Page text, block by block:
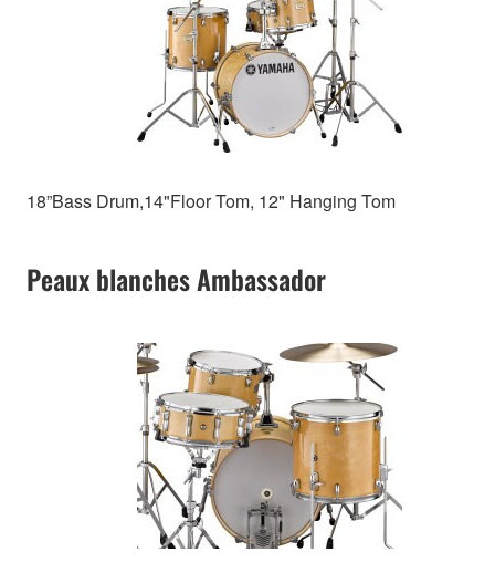
18”Bass Drum,14"Floor Tom, 12" Hanging Tom
Peaux blanches Ambassador